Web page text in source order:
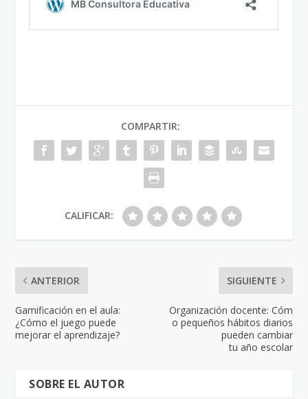
COMPARTIR:
CALIFICAR:
ANTERIOR
Gamificación en el aula:
¿Cómo el juego puede
mejorar el aprendizaje?
SIGUIENTE
Organización docente: Cóm
o pequeños hábitos diarios
pueden cambiar
tu año escolar
SOBRE EL AUTOR